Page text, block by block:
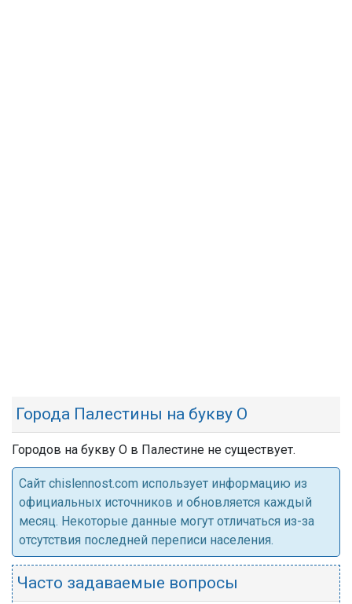
Города Палестины на букву О
Городов на букву О в Палестине не существует.
Cайт chislennost.com использует информацию из
официальных источников и обновляется каждый
месяц. Некоторые данные могут отличаться из-за
отсутствия последней переписи населения.
Часто задаваемые вопросы